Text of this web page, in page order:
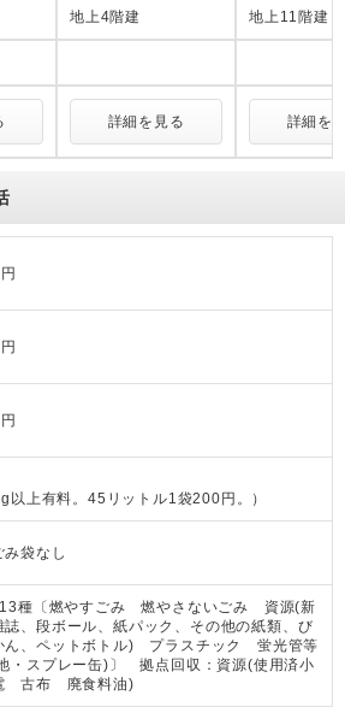
地上4階建 地上11階建
詳細を見る 詳細を
以上有料。45リットル1袋200円。 ）
み袋なし
種〔燃やすごみ 燃やさないごみ 資源(新
誌、段ボール、紙パック、その他の紙類、び
ん、ペットボトル) プラスチック 蛍光管等
・スプレー缶)〕 拠点回収：資源(使用済小
古布 廃食料油)